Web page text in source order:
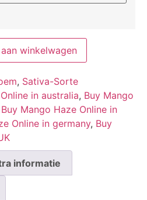
winkelwagen
, Sativa-Sorte
in australia, Buy Mango
Buy Mango Haze Online in
Online in germany, Buy
informatie